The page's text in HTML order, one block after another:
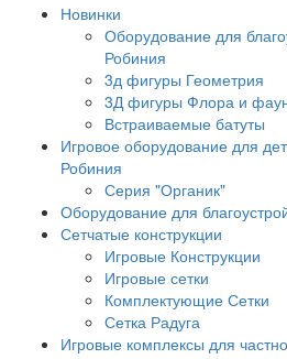
Новинки
Оборудование для
Робиния
3д фигуры Геометрия
3Д фигуры Флора и
Встраиваемые батуты
Игровое оборудование для
Робиния
Серия "Органик"
Оборудование для
Сетчатые конструкции
Игровые Конструкции
Игровые сетки
Комплектующие Сетки
Сетка Радуга
Игровые комплексы для